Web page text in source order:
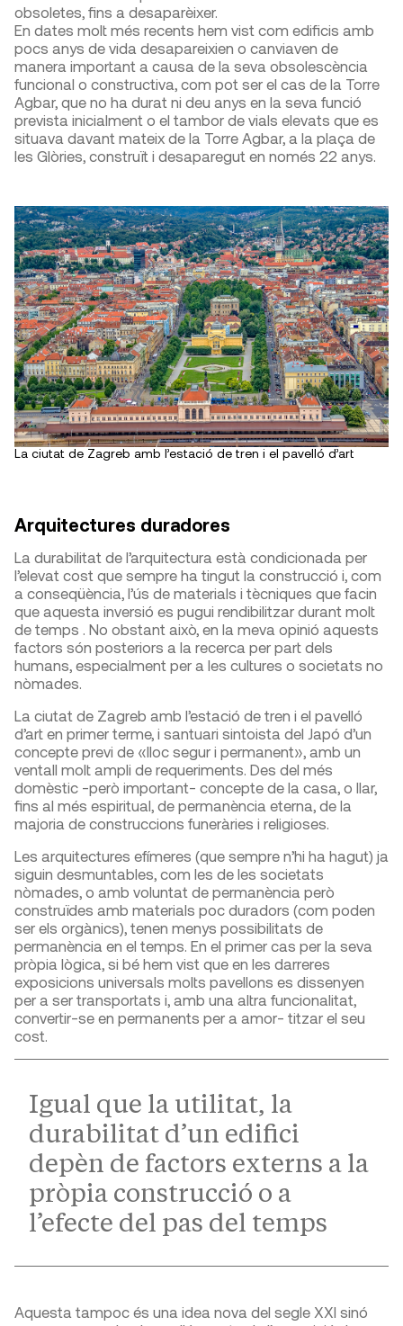
obsoletes, fins a desaparèixer.
En dates molt més recents hem vist com edificis amb
pocs anys de vida desapareixien o canviaven de
manera important a causa de la seva obsolescència
funcional o constructiva, com pot ser el cas de la Torre
Agbar, que no ha durat ni deu anys en la seva funció
prevista inicialment o el tambor de vials elevats que es
situava davant mateix de la Torre Agbar, a la plaça de
les Glòries, construït i desaparegut en només 22 anys.
La ciutat de Zagreb amb l’estació de tren i el pavelló d’art
Arquitectures duradores
La durabilitat de l’arquitectura està condicionada per
l’elevat cost que sempre ha tingut la construcció i, com
a conseqüència, l’ús de materials i tècniques que facin
que aquesta inversió es pugui rendibilitzar durant molt
de temps . No obstant això, en la meva opinió aquests
factors són posteriors a la recerca per part dels
humans, especialment per a les cultures o societats no
nòmades.
La ciutat de Zagreb amb l’estació de tren i el pavelló
d’art en primer terme, i santuari sintoista del Japó d’un
concepte previ de «lloc segur i permanent», amb un
ventall molt ampli de requeriments. Des del més
domèstic -però important- concepte de la casa, o llar,
fins al més espiritual, de permanència eterna, de la
majoria de construccions funeràries i religioses.
Les arquitectures efímeres (que sempre n’hi ha hagut) ja
siguin desmuntables, com les de les societats
nòmades, o amb voluntat de permanència però
construïdes amb materials poc duradors (com poden
ser els orgànics), tenen menys possibilitats de
permanència en el temps. En el primer cas per la seva
pròpia lògica, si bé hem vist que en les darreres
exposicions universals molts pavellons es dissenyen
per a ser transportats i, amb una altra funcionalitat,
convertir-se en permanents per a amor- titzar el seu
cost.
Igual que la utilitat, la
durabilitat d’un edifici
depèn de factors externs a la
pròpia construcció o a
l’efecte del pas del temps
Aquesta tampoc és una idea nova del segle XXI sinó